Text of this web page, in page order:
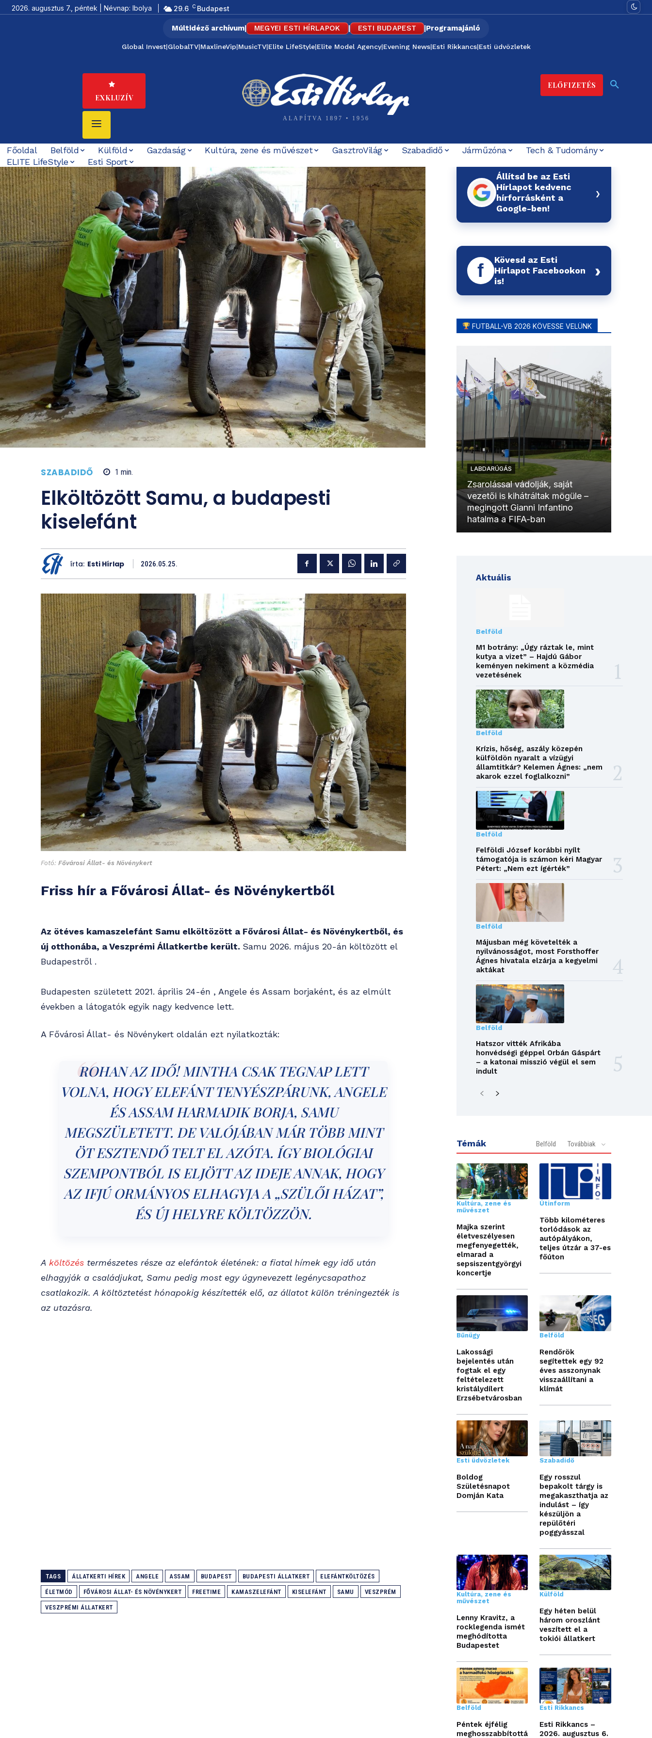
2026. augusztus 7., péntek | Névnap: Ibolya 29.6 C Budapest
Múltidéző archívum| MEGYEI ESTI HÍRLAPOK | ESTI BUDAPEST |Programajánló
Global Invest|GlobalTV|MaxlineVip|MusicTV|Elite LifeStyle|Elite Model Agency|Evening News|Esti Rikkancs|Esti üdvözletek
EXKLUZÍV
ALAPÍTVA 1897 • 1956
ELŐFIZETÉS
Főoldal Belföld Külföld Gazdaság Kultúra, zene és művészet GasztroVilág Szabadidő Járműzóna
Tech & Tudomány
ELITE LifeStyle
Esti Sport
SZABADIDŐ 1 min.
Elköltözött Samu, a budapesti
kiselefánt
írta: Esti Hírlap 2026.05.25.
Fotó: Fővárosi Állat- és Növénykert
Friss hír a Fővárosi Állat- és Növénykertből
Az ötéves kamaszelefánt Samu elköltözött a Fővárosi Állat- és Növénykertből, és
új otthonába, a Veszprémi Állatkertbe került. Samu 2026. május 20-án költözött el
Budapestről .
Budapesten született 2021. április 24-én , Angele és Assam borjaként, és az elmúlt
években a látogatók egyik nagy kedvence lett.
A Fővárosi Állat- és Növénykert oldalán ezt nyilatkozták:
ROHAN AZ IDŐ! MINTHA CSAK TEGNAP LETT
VOLNA, HOGY ELEFÁNT TENYÉSZPÁRUNK, ANGELE
ÉS ASSAM HARMADIK BORJA, SAMU
MEGSZÜLETETT. DE VALÓJÁBAN MÁR TÖBB MINT
ÖT ESZTENDŐ TELT EL AZÓTA. ÍGY BIOLÓGIAI
SZEMPONTBÓL IS ELJÖTT AZ IDEJE ANNAK, HOGY
AZ IFJÚ ORMÁNYOS ELHAGYJA A „SZÜLŐI HÁZAT”,
ÉS ÚJ HELYRE KÖLTÖZZÖN.
A költözés természetes része az elefántok életének: a fiatal hímek egy idő után
elhagyják a családjukat, Samu pedig most egy úgynevezett legénycsapathoz
csatlakozik. A költöztetést hónapokig készítették elő, az állatot külön tréningezték is
az utazásra.
TAGS ÁLLATKERTI HÍREK ANGELE ASSAM BUDAPEST BUDAPESTI ÁLLATKERT ELEFÁNTKÖLTÖZÉS
ÉLETMÓD FŐVÁROSI ÁLLAT- ÉS NÖVÉNYKERT FREETIME KAMASZELEFÁNT KISELEFÁNT SAMU VESZPRÉM
VESZPRÉMI ÁLLATKERT
Állítsd be az Esti
Hírlapot kedvenc
hírforrásként a
Google-ben!
›
f
Kövesd az Esti
Hírlapot Facebookon
is!
›
FUTBALL-VB 2026 KÖVESSE VELÜNK
LABDARÚGÁS
Zsarolással vádolják, saját
vezetői is kihátráltak mögüle –
megingott Gianni Infantino
hatalma a FIFA-ban
Aktuális
Belföld
M1 botrány: „Úgy ráztak le, mint
kutya a vizet” – Hajdú Gábor
keményen nekiment a közmédia
vezetésének
Belföld
Krízis, hőség, aszály közepén
külföldön nyaralt a vízügyi
államtitkár? Kelemen Ágnes: „nem
akarok ezzel foglalkozni”
Belföld
Felföldi József korábbi nyílt
támogatója is számon kéri Magyar
Pétert: „Nem ezt ígérték”
Belföld
Májusban még követelték a
nyilvánosságot, most Forsthoffer
Ágnes hivatala elzárja a kegyelmi
aktákat
Belföld
Hatszor vitték Afrikába
honvédségi géppel Orbán Gáspárt
– a katonai misszió végül el sem
indult
Témák Belföld Továbbiak
Kultúra, zene és
művészet
Majka szerint
életveszélyesen
megfenyegették,
elmarad a
sepsiszentgyörgyi
koncertje
Útinform
Több kilométeres
torlódások az
autópályákon,
teljes útzár a 37-es
főúton
Bűnügy
Lakossági
bejelentés után
fogtak el egy
feltételezett
kristálydílert
Erzsébetvárosban
Belföld
Rendőrök
segítettek egy 92
éves asszonynak
visszaállítani a
klímát
Esti üdvözletek
Boldog
Születésnapot
Domján Kata
Szabadidő
Egy rosszul
bepakolt tárgy is
megakaszthatja az
indulást – így
készüljön a
repülőtéri
poggyásszal
Kultúra, zene és
művészet
Lenny Kravitz, a
rocklegenda ismét
meghódította
Budapestet
Külföld
Egy héten belül
három oroszlánt
veszített el a
tokiói állatkert
Belföld
Péntek éjfélig
meghosszabbítottá
Esti Rikkancs
Esti Rikkancs –
2026. augusztus 6.